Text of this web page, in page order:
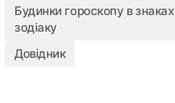
Будинки гороскопу в знаках
зодіаку
Довідник